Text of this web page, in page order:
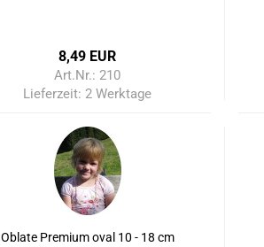
8,49 EUR
Art.Nr.: 210
Lieferzeit:2 Werktage
Oblate Premium oval 10 - 18 cm